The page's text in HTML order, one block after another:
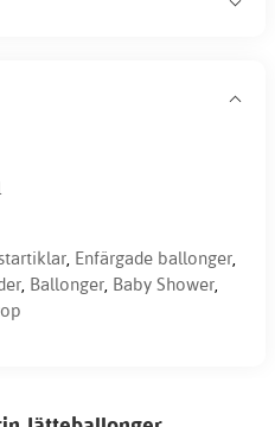
, Enfärgade ballonger,
, Ballonger, Baby Shower,